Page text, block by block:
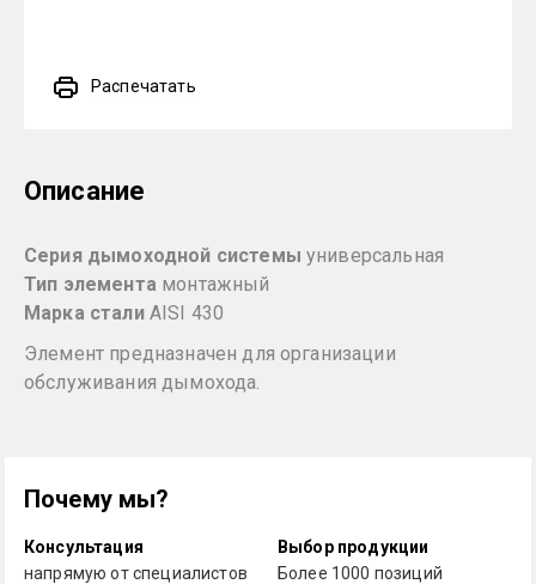
Распечатать
Описание
Серия дымоходной системы универсальная
Тип элемента монтажный
Марка сталиAISI 430
Элемент предназначен для организации
обслуживания дымохода.
Почему мы?
Консультация
напрямую от специалистов
Выбор продукции
Более 1000 позиций